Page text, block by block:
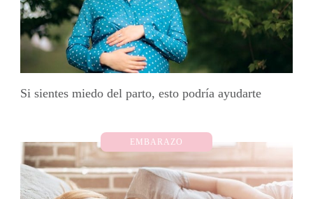
Si sientes miedo del parto, esto podría ayudarte
EMBARAZO